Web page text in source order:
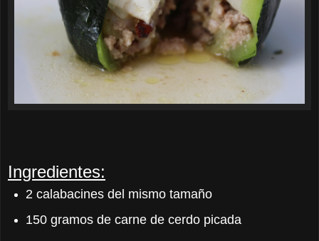
Ingredientes:
2 calabacines del mismo tamaño
150 gramos de carne de cerdo picada